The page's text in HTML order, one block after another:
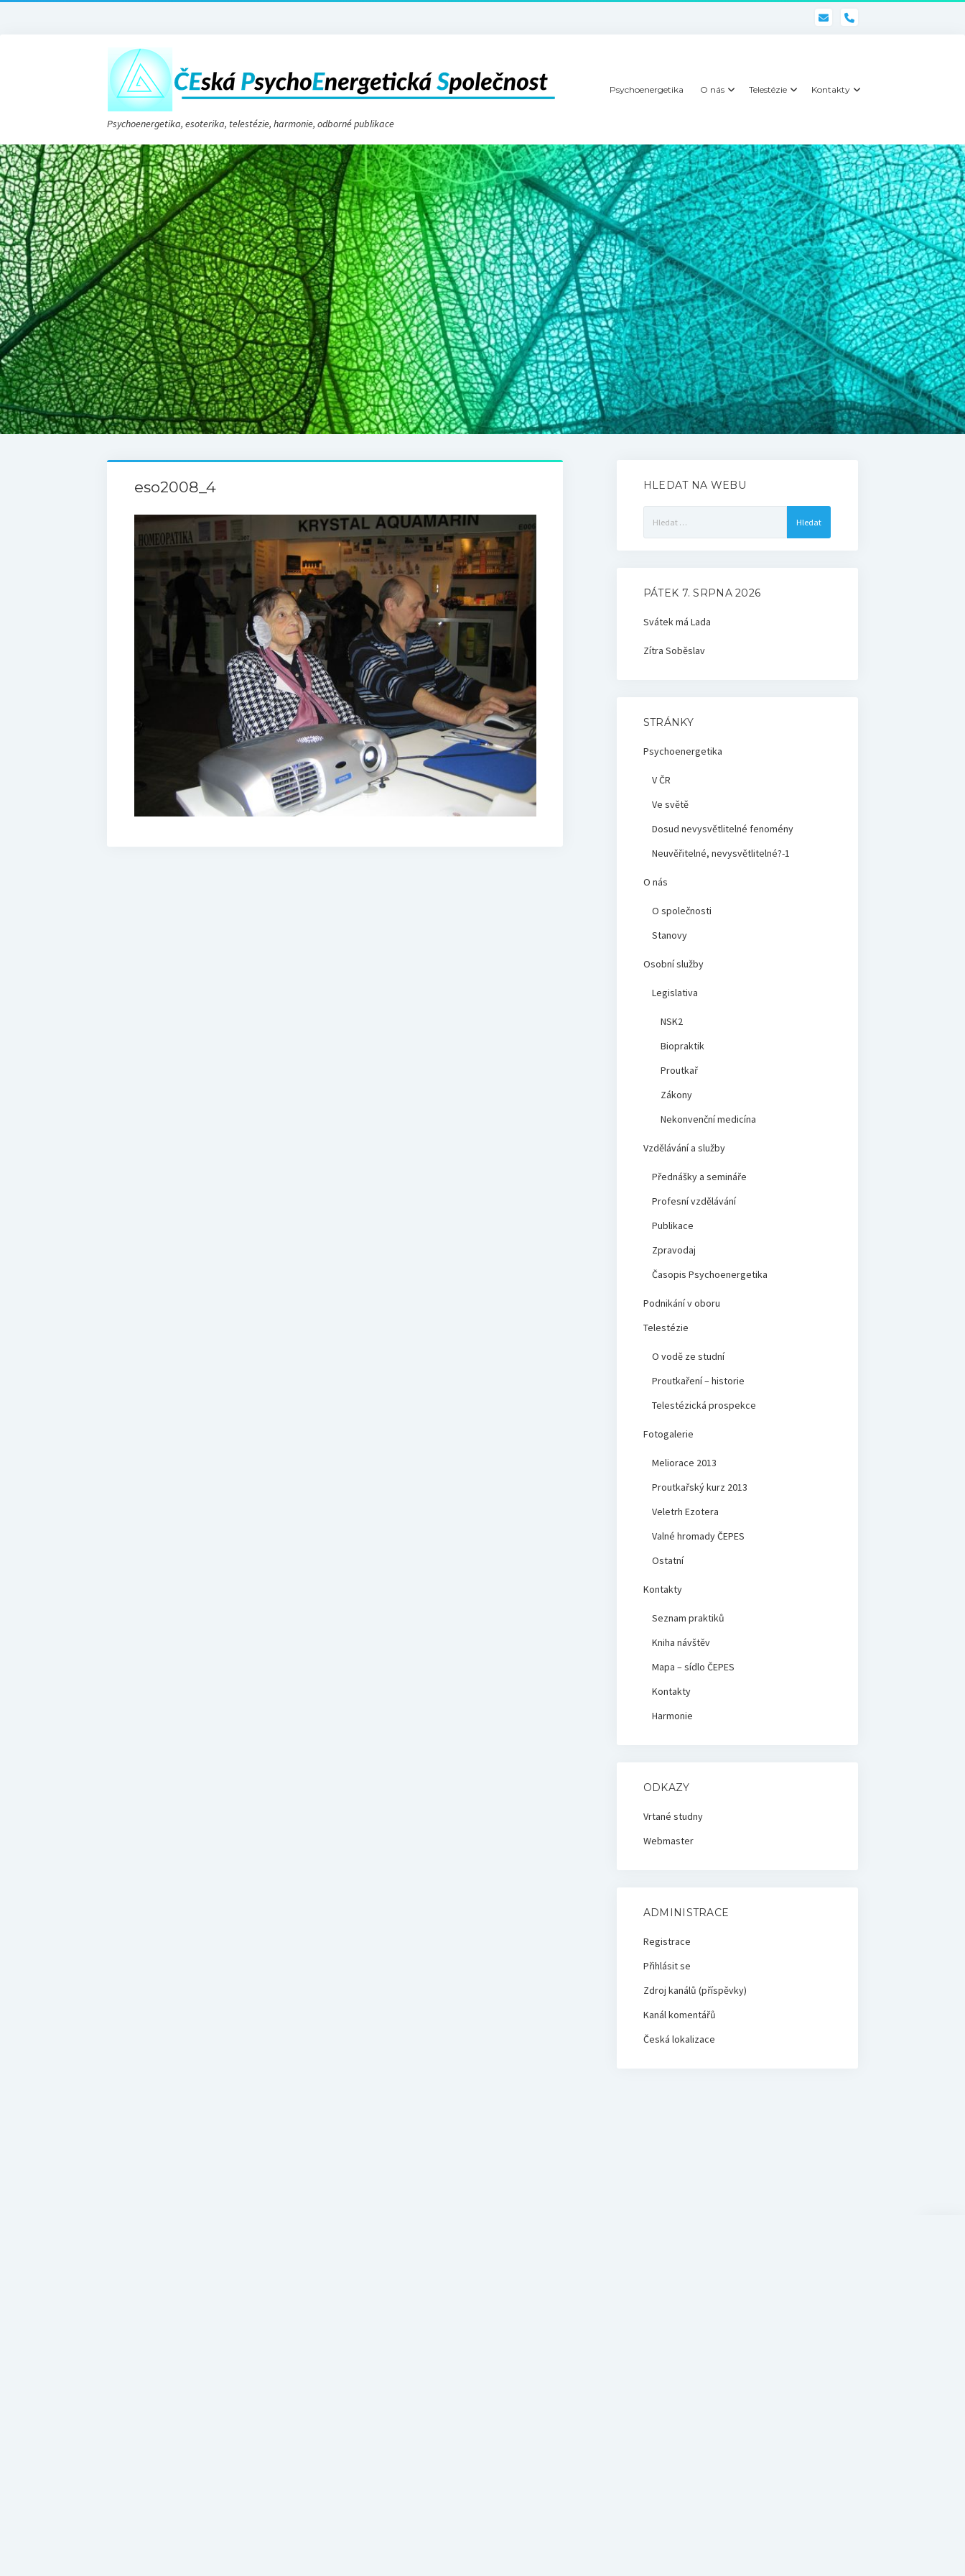
phone
Psychoenergetika, esoterika, telestézie, harmonie, odborné publikace
Psychoenergetika O nás Telestézie Kontakty
eso2008_4 HLEDAT NA WEBU
PÁTEK 7. SRPNA 2026
Svátek má Lada
Zítra Soběslav
STRÁNKY
Psychoenergetika
V ČR
Ve světě
Dosud nevysvětlitelné fenomény
Neuvěřitelné, nevysvětlitelné?-1
O nás
O společnosti
Stanovy
Osobní služby
Legislativa
NSK2
Biopraktik
Proutkař
Zákony
Nekonvenční medicína
Vzdělávání a služby
Přednášky a semináře
Profesní vzdělávání
Publikace
Zpravodaj
Časopis Psychoenergetika
Podnikání v oboru
Telestézie
O vodě ze studní
Proutkaření – historie
Telestézická prospekce
Fotogalerie
Meliorace 2013
Proutkařský kurz 2013
Veletrh Ezotera
Valné hromady ČEPES
Ostatní
Kontakty
Seznam praktiků
Kniha návštěv
Mapa – sídlo ČEPES
Kontakty
Harmonie
ODKAZY
Vrtané studny
Webmaster
ADMINISTRACE
Registrace
Přihlásit se
Zdroj kanálů (příspěvky)
Kanál komentářů
Česká lokalizace